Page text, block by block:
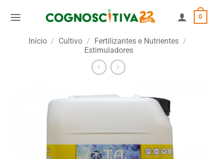
0
Início / Cultivo / Fertilizantes e Nutrientes /
Estimuladores